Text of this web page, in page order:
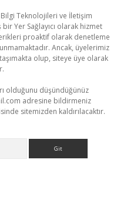
Bilgi Teknolojileri ve İletişim
Yer Sağlayıcı olarak hizmet
proaktif olarak denetleme
Ancak, üyelerimiz
olup, siteye üye olarak
olduğunu düşündüğünüz
adresine bildirmeniz
sitemizden kaldırılacaktır.